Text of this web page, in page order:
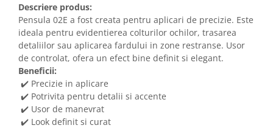
Descriere produs:
Pensula 02E a fost creata pentru aplicari de precizie. Este
ideala pentru evidentierea colturilor ochilor, trasarea
detaliilor sau aplicarea fardului in zone restranse. Usor
de controlat, ofera un efect bine definit si elegant.
Beneficii:
✔️ Precizie in aplicare
✔️ Potrivita pentru detalii si accente
✔️ Usor de manevrat
✔️ Look definit si curat